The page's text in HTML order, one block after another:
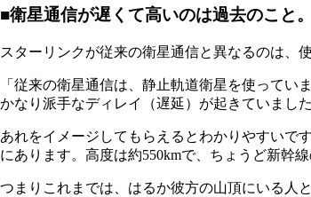
■衛星通信が遅くて高いのは過去のこと
スターリンクが従来の衛星通信と異なるのは、
「従来の衛星通信は、静止軌道衛星を使ってい
かなり派手なディレイ（遅延）が起きていました
あれをイメージしてもらえるとわかりやすいで
にあります。高度は約550kmで、ちょうど新幹
つまりこれまでは、はるか彼方の山頂にいる人